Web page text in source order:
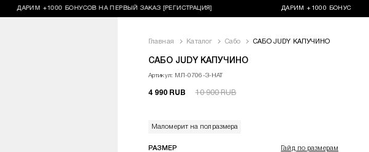
ДАРИМ +1000 БОНУСОВ НА ПЕРВЫЙ ЗАКАЗ [РЕГИСТРАЦИЯ] ДАРИМ +1000 БОНУСОВ НА
Главная Каталог Сабо САБО JUDY КАПУЧИНО
САБО JUDY КАПУЧИНО
<p>Сабо как никогда актуальны в этом сезоне.
Артикул: МЛ-0706-З-НАТ
4 990 RUB 10 900 RUB
Маломерит на полразмера
РАЗМЕР Гайд по размерам